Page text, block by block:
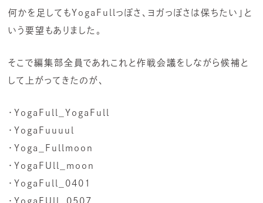
何かを足してもYogaFullっぽさ、ヨガっぽさは保ちたい」と
いう要望もありました。
そこで編集部全員であれこれと作戦会議をしながら候補と
して上がってきたのが、
・YogaFull_YogaFull
・YogaFuuuul
・Yoga_Fullmoon
・YogaFUll_moon
・YogaFull_0401
・YogaFUll_0507